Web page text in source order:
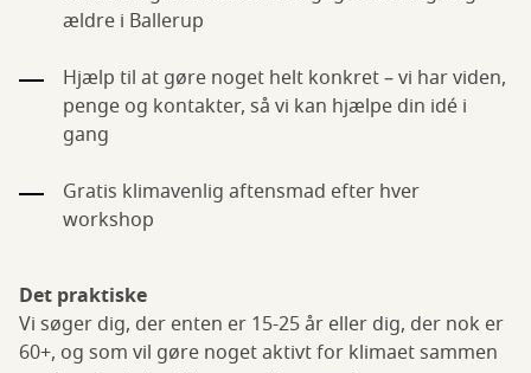
ældre i Ballerup
Hjælp til at gøre noget helt konkret – vi har viden,
penge og kontakter, så vi kan hjælpe din idé i
gang
Gratis klimavenlig aftensmad efter hver
workshop
Det praktiske
Vi søger dig, der enten er 15-25 år eller dig, der nok er
60+, og som vil gøre noget aktivt for klimaet sammen